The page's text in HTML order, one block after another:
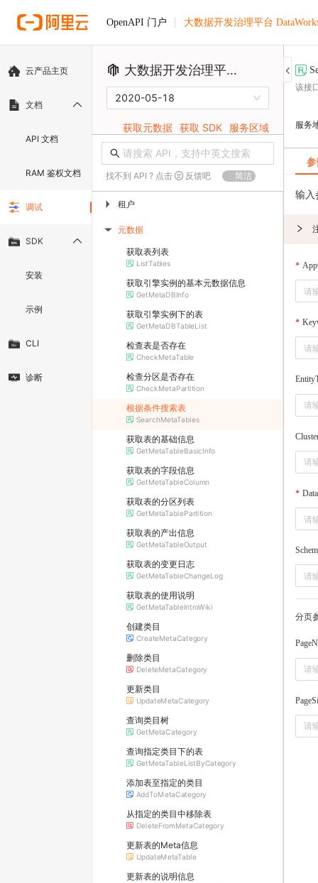
OpenAPI 门户 大数据开发治理平台
云产品主页
文档
API 文档
RAM 鉴权文档
调试
SDK
安装
示例
CLI
诊断
大数据开发治理平台 DataWorks
2020-05-18
获取元数据 获取 SDK 服务区域
找不到 API ? 点击 反馈吧 简洁
▶ 租户
▶ 元数据
获取表列表
ListTables
获取引擎实例的基本元数据信息
GetMetaDBInfo
获取引擎实例下的表
GetMetaDBTableList
检查表是否存在
CheckMetaTable
检查分区是否存在
CheckMetaPartition
根据条件搜索表
SearchMetaTables
获取表的基础信息
GetMetaTableBasicInfo
获取表的字段信息
GetMetaTableColumn
获取表的分区列表
GetMetaTablePartition
获取表的产出信息
GetMetaTableOutput
获取表的变更日志
GetMetaTableChangeLog
获取表的使用说明
GetMetaTableIntroWiki
创建类目
CreateMetaCategory
删除类目
DeleteMetaCategory
更新类目
UpdateMetaCategory
查询类目树
GetMetaCategory
查询指定类目下的表
GetMetaTableListByCategory
添加表至指定的类目
AddToMetaCategory
从指定的类目中移除表
DeleteFromMetaCategory
更新表的Meta信息
UpdateMetaTable
更新表的说明信息
该接
服务
输入
分页